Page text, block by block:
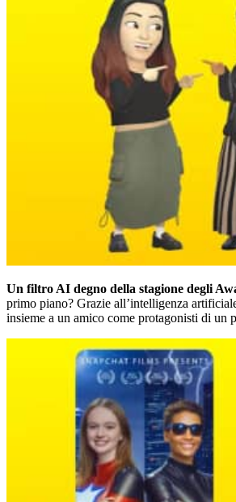
Un filtro AI degno della stagione degli
primo piano? Grazie all’intelligenza
insieme a un amico come protagonisti di un